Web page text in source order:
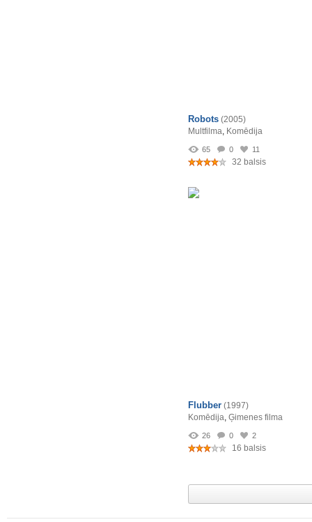
Robots (2005)
Multfilma, Komēdija
65 0 11
32 balsis
Flubber (1997)
Komēdija, Ģimenes filma
26 0 2
16 balsis